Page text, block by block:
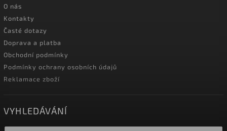
O nás
Kontakty
Časté dotazy
Doprava a platba
Obchodní podmínky
Podmínky ochrany osobních údajů
Reklamace zboží
VYHLEDÁVÁNÍ